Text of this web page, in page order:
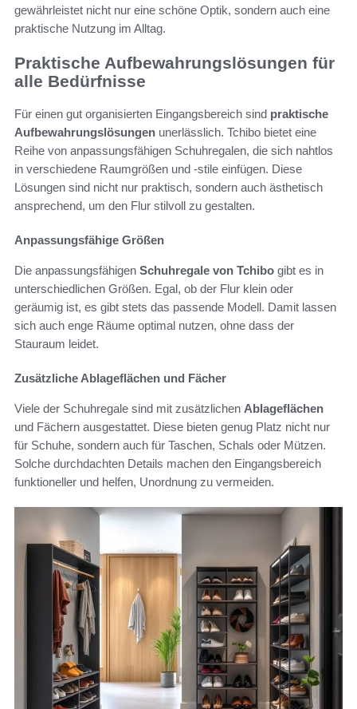
gewährleistet nicht nur eine schöne Optik, sondern auch eine
praktische Nutzung im Alltag.
Praktische Aufbewahrungslösungen für
alle Bedürfnisse
Für einen gut organisierten Eingangsbereich sind praktische
Aufbewahrungslösungen unerlässlich. Tchibo bietet eine
Reihe von anpassungsfähigen Schuhregalen, die sich nahtlos
in verschiedene Raumgrößen und -stile einfügen. Diese
Lösungen sind nicht nur praktisch, sondern auch ästhetisch
ansprechend, um den Flur stilvoll zu gestalten.
Anpassungsfähige Größen
Die anpassungsfähigen Schuhregale von Tchibo gibt es in
unterschiedlichen Größen. Egal, ob der Flur klein oder
geräumig ist, es gibt stets das passende Modell. Damit lassen
sich auch enge Räume optimal nutzen, ohne dass der
Stauraum leidet.
Zusätzliche Ablageflächen und Fächer
Viele der Schuhregale sind mit zusätzlichen Ablageflächen
und Fächern ausgestattet. Diese bieten genug Platz nicht nur
für Schuhe, sondern auch für Taschen, Schals oder Mützen.
Solche durchdachten Details machen den Eingangsbereich
funktioneller und helfen, Unordnung zu vermeiden.